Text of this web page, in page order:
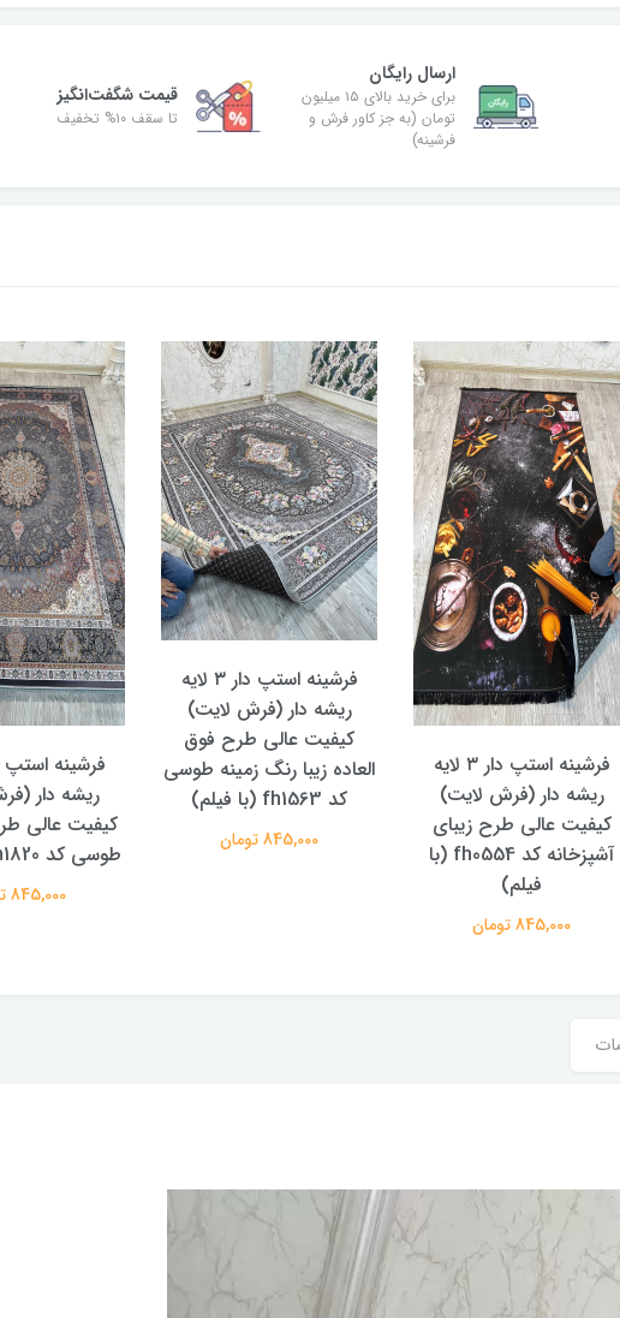
ارسال رایگان
برای خرید بالای ۱۵ میلیون
تومان (به جز کاور فرش و
فرشینه)
قیمت شگفت‌انگیز
تا سقف ۱۰% تخفیف
فرشینه استپ دار ۳ لایه
ریشه دار (فرش لایت)
کیفیت عالی طرح زیبای
آشپزخانه کد fh0554 (با
فیلم)
845,000 تومان
فرشینه استپ دار ۳ لایه
ریشه دار (فرش لایت)
کیفیت عالی طرح فوق
العاده زیبا رنگ زمینه طوسی
کد fh1563 (با فیلم)
845,000 تومان
ریشه دار
کیفیت عالی
طوسی کد fh1820 (با فیلم)
845,000 تومان